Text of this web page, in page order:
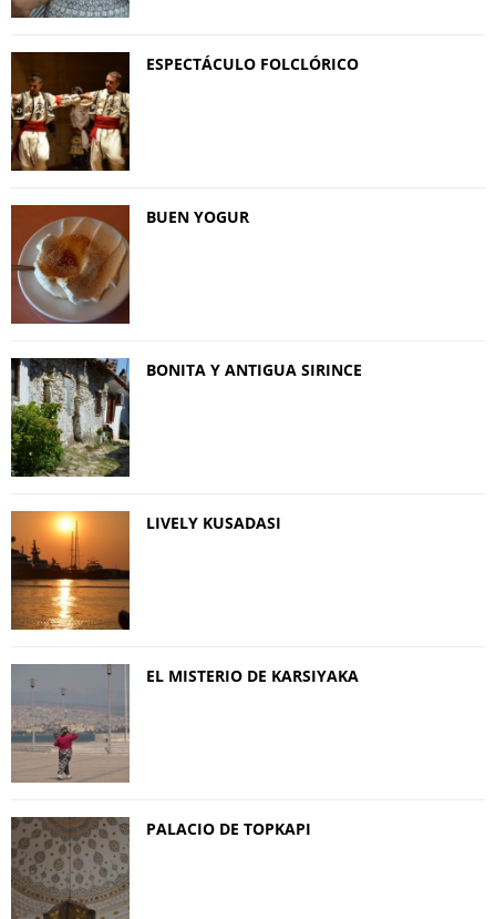
ESPECTÁCULO FOLCLÓRICO
BUEN YOGUR
BONITA Y ANTIGUA SIRINCE
LIVELY KUSADASI
EL MISTERIO DE KARSIYAKA
PALACIO DE TOPKAPI